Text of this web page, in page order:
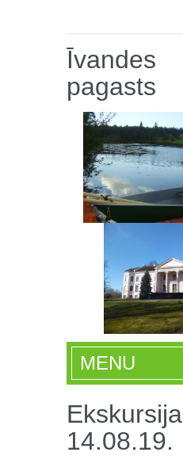
Īvandes
pagasts
MENU
Ekskursija
14.08.19.